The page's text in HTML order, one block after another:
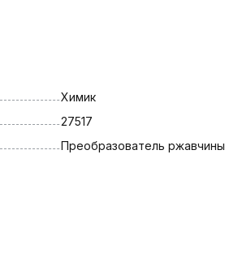
Химик
27517
Преобразователь ржавчины